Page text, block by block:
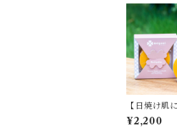
【日焼け肌
ーレッドパ
鹸、石けん
¥2,200